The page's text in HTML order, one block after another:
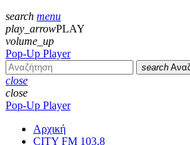
search menu
play_arrowPLAY
volume_up
Pop-Up Player
search
close
close
Pop-Up Player
Αρχική
CITY FM 103,8